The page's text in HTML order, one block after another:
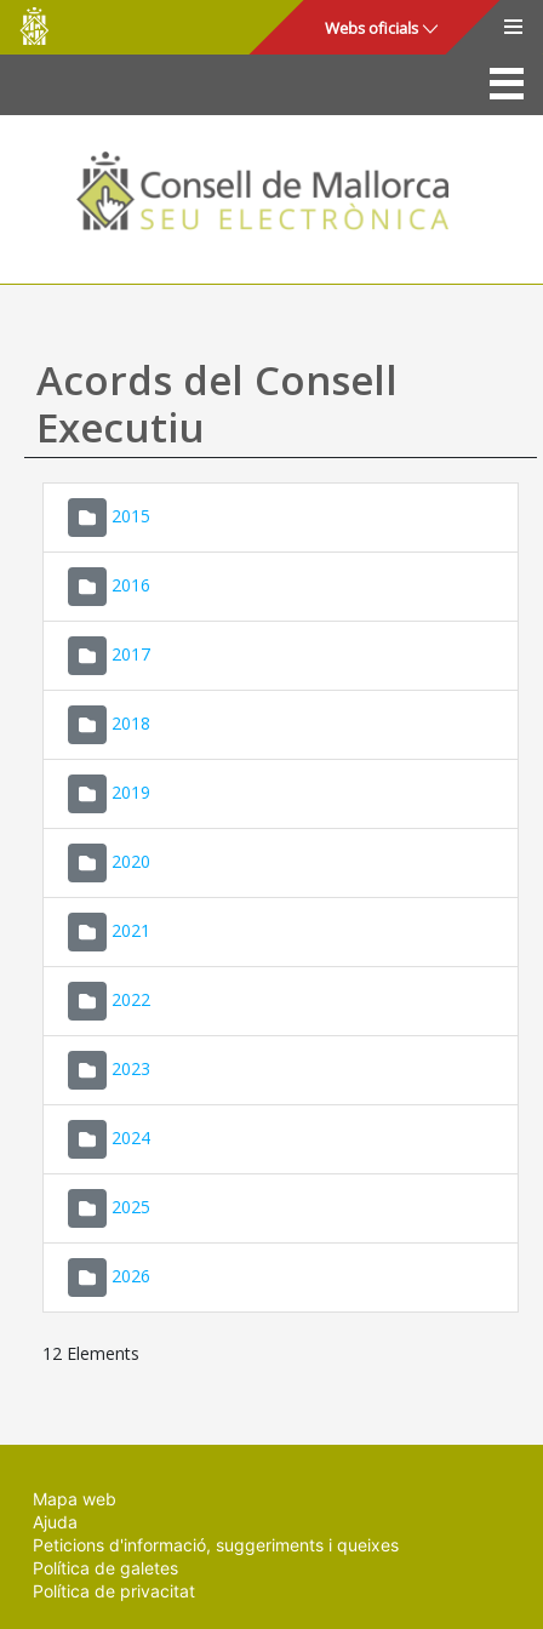
Salta al contingut principal
Consell
de
Mallorca
Webs oficials
La Seu
Consell de Mallorca
Accés i seguretat
Utilitats
Ajuda
Acords del Consell
Executiu
2015
2016
2017
2018
2019
2020
2021
2022
2023
2024
2025
2026
12 Elements
Mapa web
Ajuda
Peticions d'informació, suggeriments i queixes
Política de galetes
Política de privacitat